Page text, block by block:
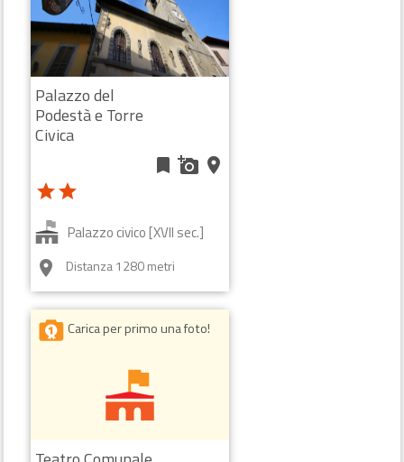
Palazzo del
Podestà e Torre
Civica
bookmark add_a_photo place
starstar
Palazzo civico [XVII sec.]
room Distanza 1280 metri
Carica per primo una foto!